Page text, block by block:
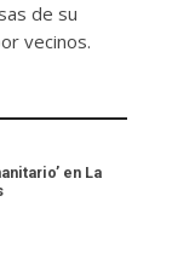
de su
vecinos.
en La